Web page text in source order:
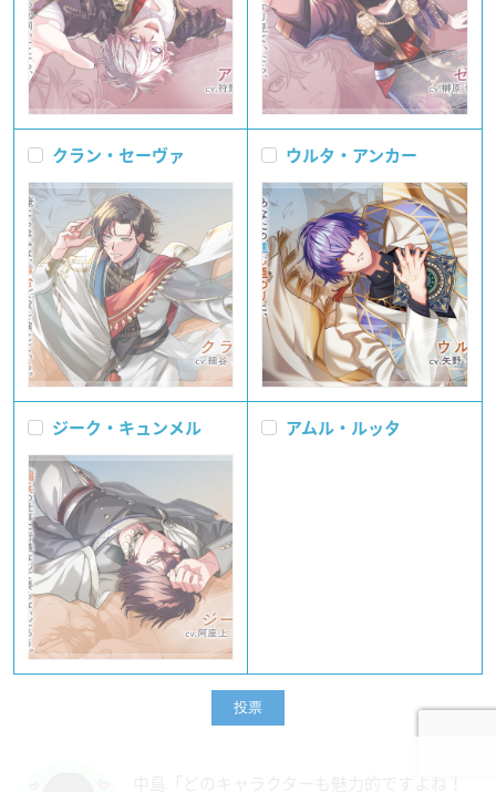
クラン・セーヴァ ウルタ・アンカー
ジーク・キュンメル アムル・ルッタ